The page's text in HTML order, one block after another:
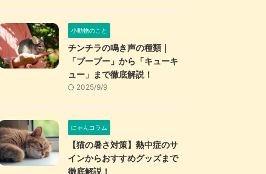
小動物のこと
チンチラの鳴き声の種類｜
「プープー」から「キューキ
ュー」まで徹底解説！
2025/9/9
にゃんコラム
【猫の暑さ対策】熱中症のサ
インからおすすめグッズまで
徹底解説！